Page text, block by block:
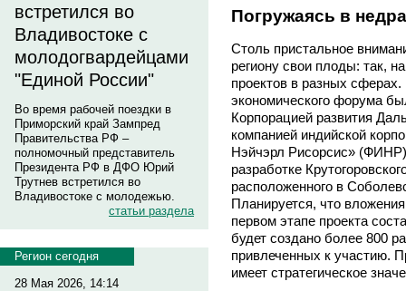
встретился во
Владивостоке с
молодогвардейцами
"Единой России"
Во время рабочей поездки в
Приморский край Зампред
Правительства РФ –
полномочный представитель
Президента РФ в ДФО Юрий
Трутнев встретился во
Владивостоке с молодежью.
статьи раздела
Регион сегодня
28 Мая 2026, 14:14
Погружаясь в недра
Столь пристальное
региону свои плоды: так,
проектов в разных сферах.
экономического форума
Корпорацией развития
компанией индийской
Нэйчэрл Рисорсис» (ФИНР)
разработке
расположенного в
Планируется, что
первом этапе проекта
будет создано более 800
привлеченных к участию.
имеет стратегическое